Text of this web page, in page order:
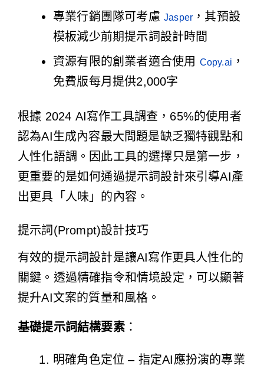
專業行銷團隊可考慮 Jasper ，其預設
模板減少前期提示詞設計時間
資源有限的創業者適合使用 Copy.ai ，
免費版每月提供2,000字
根據 2024 AI寫作工具調查 ，65%的使用者
認為AI生成內容最大問題是缺乏獨特觀點和
人性化語調。因此工具的選擇只是第一步，
更重要的是如何通過提示詞設計來引導AI產
出更具「人味」的內容。
提示詞(Prompt)設計技巧
有效的提示詞設計是讓AI寫作更具人性化的
關鍵。透過精確指令和情境設定，可以顯著
提升AI文案的質量和風格。
基礎提示詞結構要素：
明確角色定位 – 指定AI應扮演的專業